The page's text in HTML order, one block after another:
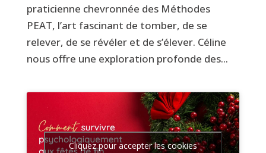
praticienne chevronnée des Méthodes
PEAT, l’art fascinant de tomber, de se
relever, de se révéler et de s’élever. Céline
nous offre une exploration profonde des...
Cliquez pour accepter les cookies